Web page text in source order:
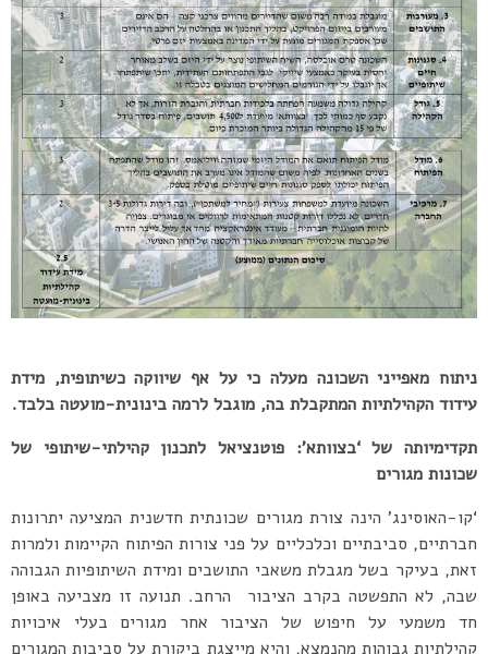
ניתוח מאפייני השכונה מעלה כי על אף שיווקה כשיתופית, מידת
עידוד הקהילתיות המתקבלת בה, מוגבל לרמה בינונית-מועטה בלבד.
תקדימיותה של ‘בצוותא’: פוטנציאל לתכנון קהילתי-שיתופי של
שכונות מגורים
‘קו-האוסינג’ הינה צורת מגורים שכונתית חדשנית המציעה יתרונות
חברתיים, סביבתיים וכלכליים על פני צורות הפיתוח הקיימות ולמרות
זאת, בעיקר בשל מגבלת משאבי התושבים ומידת השיתופיות הגבוהה
שבה, לא התפשטה בקרב הציבור הרחב. תנועה זו מצביעה באופן
חד משמעי על חיפוש של הציבור אחר מגורים בעלי איכויות
קהילתיות גבוהות מהנמצא, והיא מייצגת ביקורת על סביבות המגורים